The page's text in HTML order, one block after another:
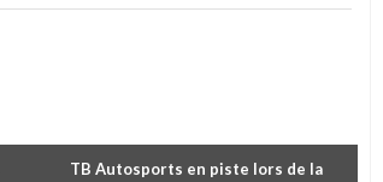
TB Autosports en piste lors de la